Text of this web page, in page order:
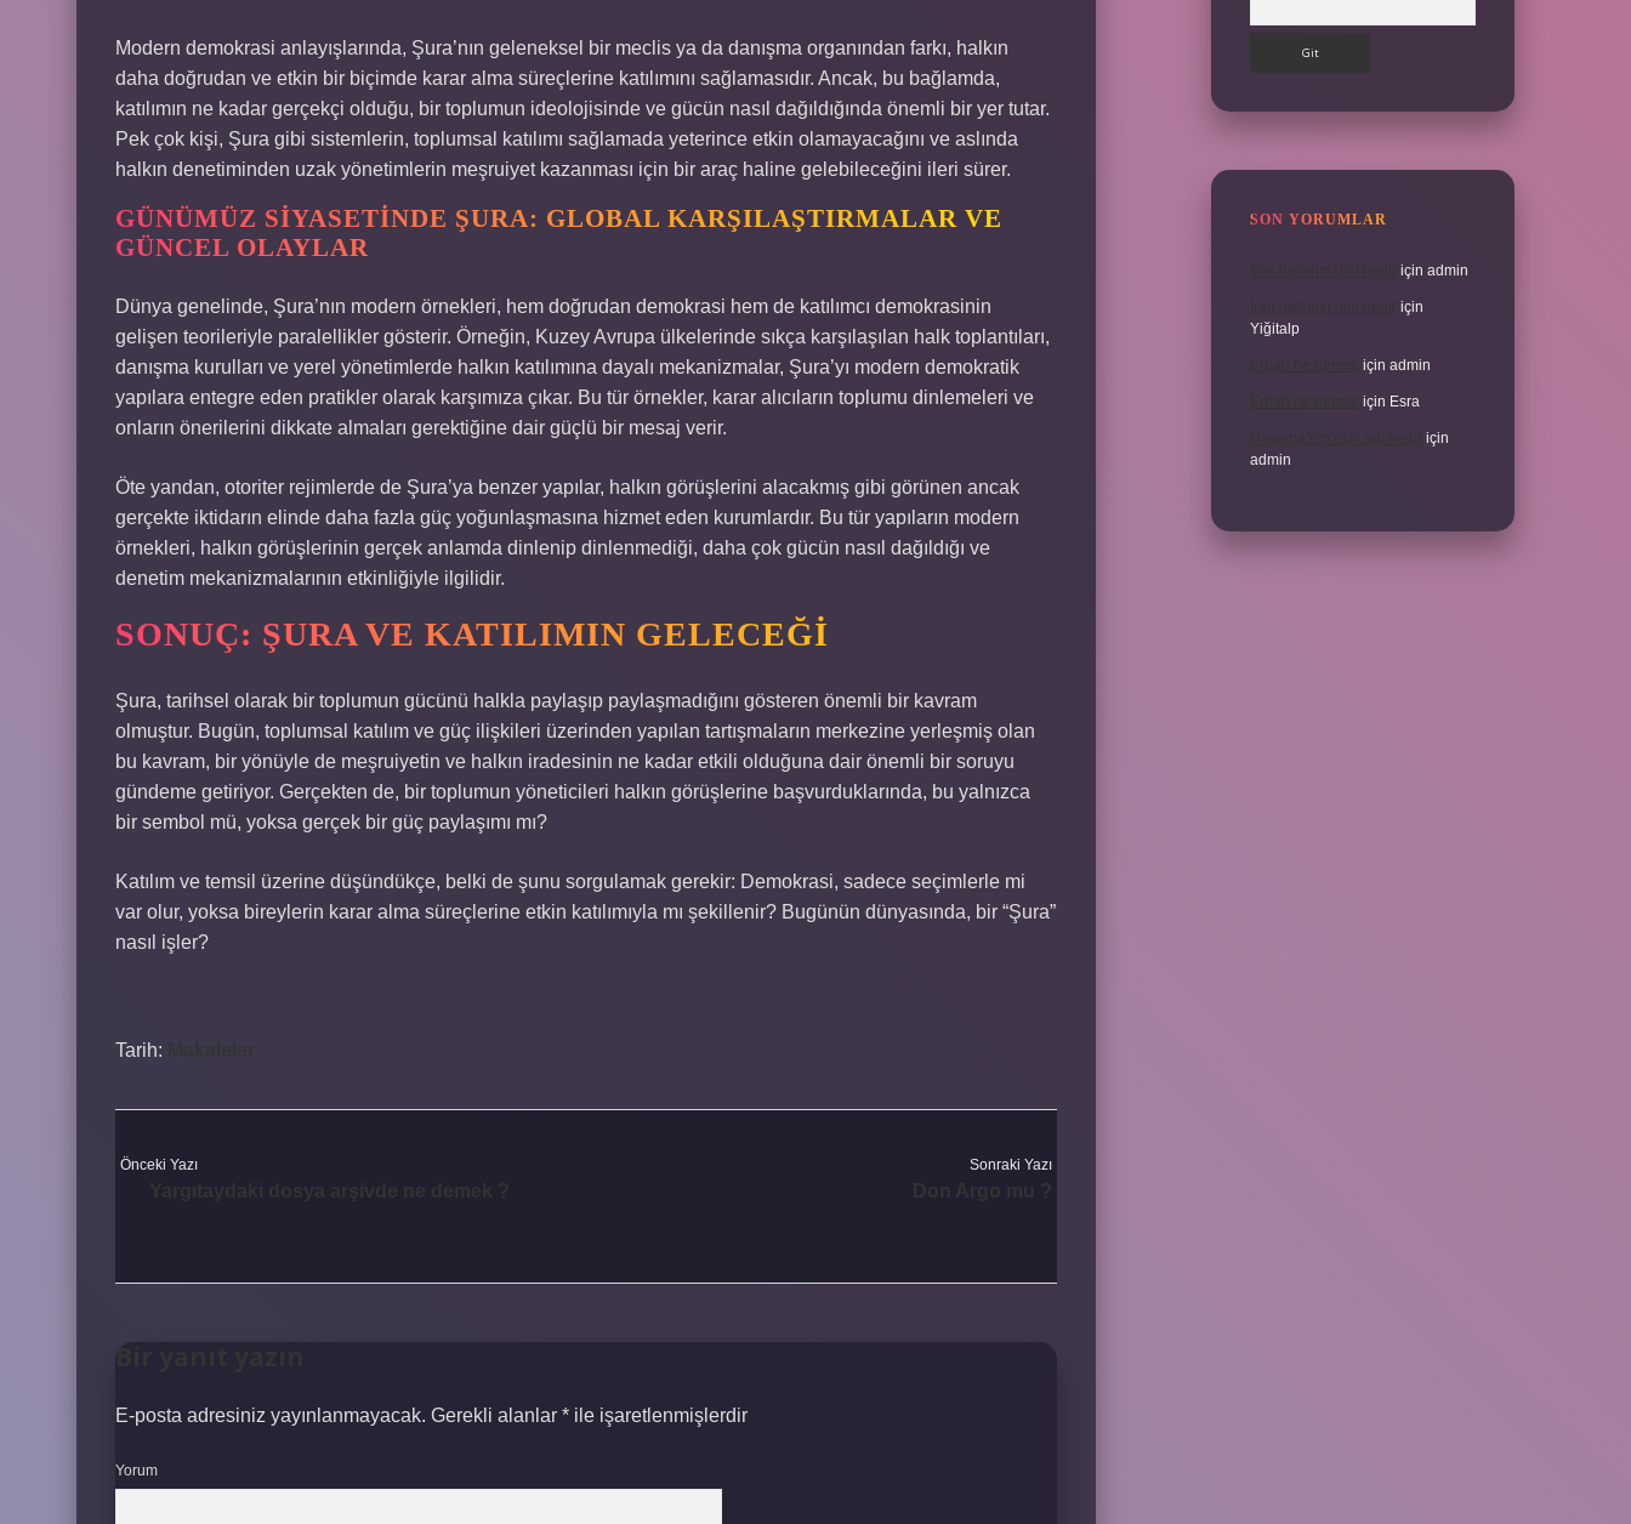
Modern demokrasi anlayışlarında, Şura’nın geleneksel bir meclis ya da danışma organından farkı, halkın
daha doğrudan ve etkin bir biçimde karar alma süreçlerine katılımını sağlamasıdır. Ancak, bu bağlamda,
katılımın ne kadar gerçekçi olduğu, bir toplumun ideolojisinde ve gücün nasıl dağıldığında önemli bir yer tutar.
Pek çok kişi, Şura gibi sistemlerin, toplumsal katılımı sağlamada yeterince etkin olamayacağını ve aslında
halkın denetiminden uzak yönetimlerin meşruiyet kazanması için bir araç haline gelebileceğini ileri sürer.
GÜNÜMÜZ SIYASETINDE ŞURA: GLOBAL KARŞILAŞTIRMALAR VE
GÜNCEL OLAYLAR
Dünya genelinde, Şura’nın modern örnekleri, hem doğrudan demokrasi hem de katılımcı demokrasinin
gelişen teorileriyle paralellikler gösterir. Örneğin, Kuzey Avrupa ülkelerinde sıkça karşılaşılan halk toplantıları,
danışma kurulları ve yerel yönetimlerde halkın katılımına dayalı mekanizmalar, Şura’yı modern demokratik
yapılara entegre eden pratikler olarak karşımıza çıkar. Bu tür örnekler, karar alıcıların toplumu dinlemeleri ve
onların önerilerini dikkate almaları gerektiğine dair güçlü bir mesaj verir.
Öte yandan, otoriter rejimlerde de Şura’ya benzer yapılar, halkın görüşlerini alacakmış gibi görünen ancak
gerçekte iktidarın elinde daha fazla güç yoğunlaşmasına hizmet eden kurumlardır. Bu tür yapıların modern
örnekleri, halkın görüşlerinin gerçek anlamda dinlenip dinlenmediği, daha çok gücün nasıl dağıldığı ve
denetim mekanizmalarının etkinliğiyle ilgilidir.
SONUÇ: ŞURA VE KATILIMIN GELECEĞI
Şura, tarihsel olarak bir toplumun gücünü halkla paylaşıp paylaşmadığını gösteren önemli bir kavram
olmuştur. Bugün, toplumsal katılım ve güç ilişkileri üzerinden yapılan tartışmaların merkezine yerleşmiş olan
bu kavram, bir yönüyle de meşruiyetin ve halkın iradesinin ne kadar etkili olduğuna dair önemli bir soruyu
gündeme getiriyor. Gerçekten de, bir toplumun yöneticileri halkın görüşlerine başvurduklarında, bu yalnızca
bir sembol mü, yoksa gerçek bir güç paylaşımı mı?
Katılım ve temsil üzerine düşündükçe, belki de şunu sorgulamak gerekir: Demokrasi, sadece seçimlerle mi
var olur, yoksa bireylerin karar alma süreçlerine etkin katılımıyla mı şekillenir? Bugünün dünyasında, bir “Şura”
nasıl işler?
Tarih: Makaleler
Önceki Yazı Sonraki Yazı
E-posta adresiniz yayınlanmayacak. Gerekli alanlar * ile işaretlenmişlerdir
Yorum
SON YORUMLAR
için admin
için
Yiğitalp
için admin
için Esra
için
admin